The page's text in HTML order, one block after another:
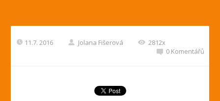
11.7. 2016 Jolana Fišerová
2812x
0 Komentářů